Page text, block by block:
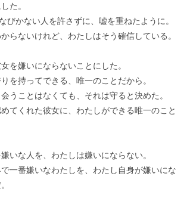
た。
びかない人を許さずに、嘘を重ねたように。
らないけれど、わたしはそう確信している。
を嫌いにならないことにした。
を持ってできる、唯一のことだから。
うことはなくても、それは守ると決めた。
てくれた彼女に、わたしができる唯一のこと
いな人を、わたしは嫌いにならない。
一番嫌いなわたしを、わたし自身が嫌いにな